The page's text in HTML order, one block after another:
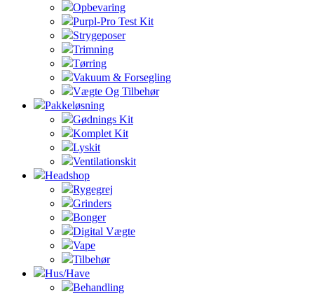
Opbevaring
Purpl-Pro Test Kit
Strygeposer
Trimning
Tørring
Vakuum & Forsegling
Vægte Og Tilbehør
Pakkeløsning
Gødnings Kit
Komplet Kit
Lyskit
Ventilationskit
Headshop
Rygegrej
Grinders
Bonger
Digital Vægte
Vape
Tilbehør
Hus/Have
Behandling